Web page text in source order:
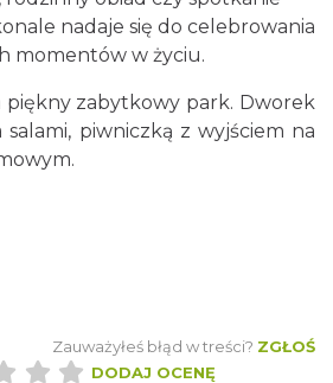
nadaje się do celebrowania
momentów w życiu.
piękny zabytkowy park. Dworek
piwniczką z wyjściem na
Zauważyłeś błąd w treści? ZGŁOŚ
DODAJ OCENĘ